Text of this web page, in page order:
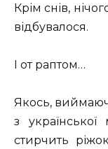
Крім снів,
відбувалося.
І от раптом…
Якось,
з
стирчить